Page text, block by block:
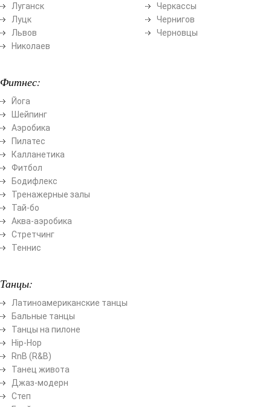
Луганск
Луцк
Львов
Николаев
Черкассы
Чернигов
Черновцы
Фитнес:
Йога
Шейпинг
Аэробика
Пилатес
Калланетика
Фитбол
Бодифлекс
Тренажерные залы
Тай-бо
Аква-аэробика
Стретчинг
Теннис
Танцы:
Латиноамериканские танцы
Бальные танцы
Танцы на пилоне
Hip-Hop
RnB (R&B)
Танец живота
Джаз-модерн
Степ